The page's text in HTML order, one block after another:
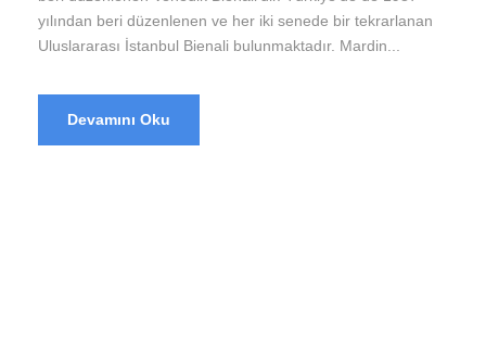
yılından beri düzenlenen ve her iki senede bir tekrarlanan
Uluslararası İstanbul Bienali bulunmaktadır. Mardin...
Devamını Oku